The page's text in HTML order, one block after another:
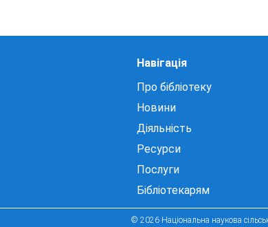
Навігація
Про бібліотеку
Новини
Діяльність
Ресурси
Послуги
Бібліотекарям
© 2026 Національна наукова